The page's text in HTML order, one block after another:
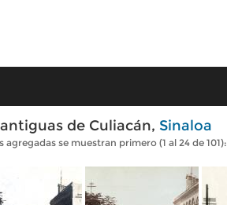
de Culiacán, Sinaloa
agregadas se muestran primero (1 al 24 de 101):